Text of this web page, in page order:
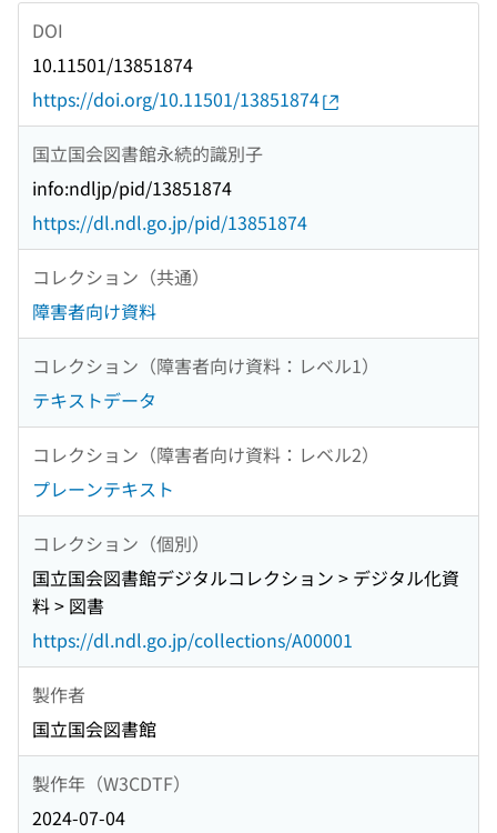
DOI
10.11501/13851874
https://doi.org/10.11501/13851874
国立国会図書館永続的識別子
info:ndljp/pid/13851874
https://dl.ndl.go.jp/pid/13851874
コレクション（共通）
障害者向け資料
コレクション（障害者向け資料：レベル1）
テキストデータ
コレクション（障害者向け資料：レベル2）
プレーンテキスト
コレクション（個別）
国立国会図書館デジタルコレクション > デジタル化資
料 > 図書
https://dl.ndl.go.jp/collections/A00001
製作者
国立国会図書館
製作年（W3CDTF）
2024-07-04